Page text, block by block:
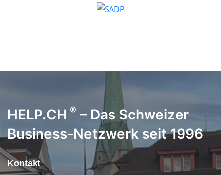
HELP.CH ® – Das Schweizer
Business-Netzwerk seit 1996
Kontakt